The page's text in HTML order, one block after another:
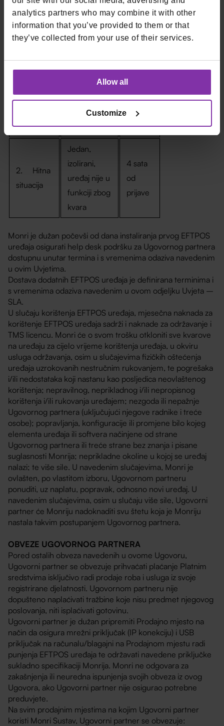
analytics partners who may combine it with other
information that you’ve provided to them or that
they’ve collected from your use of their services.
Allow all
Customize
Sustava
radi zbog
poteškoća s
Monri
telekom
operaterom,
ne prolaze
kartična
plaćanja
2. Hitna
situacija
Jedan,
izolirani,
uređaj nije u
funkciji zbog
kvara
4 sata
od
prijave
Monri je dužan počevši od dana instaliranja prvog EFTPOS
uređaja osigurati help desk podršku za Ugovornog partnera
dostupnu unutar termina i s vremenima odaziva navedenim
u ovim Uvjetima.
Dostava dodatnih EFTPOS uređaja je definirana terminima i
s vremenima odaziva navedenim u ovom odjeljku Uvjeta –
SLA.
U slučaju korištenja EFTPOS uređaja, mjesečna naknada za
korištenje EFTPOS uređaja sadrži i naknade za održavanje i
TMS licencu. Monri će o svom trošku otkloniti sve kvarove
na uređaju za cijelo vrijeme korištenja uređaja, u okviru
usluga održavanja, osim u slučajevima fizičkih oštećenja
uređaja uzrokovanih nestručnim rukovanjem, te pogrešaka
i/ili nedostataka koji nastanu kao posljedica neovlaštenog
korištenja; nepravilnog, neprikladnog i/ili nepropisnog
korištenja i/ili rukovanja uređajem; nezgoda ili nepažnje
Ugovornog partnera (uključujući njegove radnike i treće
osobe); popravljanja, konfiguracije ili promjene bilo kojeg
elementa uređaja ili softvera načinjene od strane
Ugovornog partnera ili treće strane bez znanja i pisane
suglasnosti Monrija; neprikladne okoline u kojoj se uređaj
nalazi; te više sile. U navedenim slučajevima, Monri je
ovlašten, po vlastitom izboru, Ugovornom partneru
ponuditi, uz naplatu, popravak, odnosno novi uređaj. U
navedenim slučajevima, osim u slučaju više sile, Ugovorni
partner će Monriju nadoknaditi svu štetu koja je Monriju
nastala takvim postupanjem Ugovornog partnera.
OBVEZE UGOVORNOG PARTNERA
Pored ostalih obveza navedenih u ovome Ugovoru,
Ugovorni partner se obvezuje prihvaćati plaćanje Platnim
sredstvima isključivo radi prodaje roba i usluga iz svoje
registrirane djelatnosti. Ugovornom partneru nije
dopušteno naplaćivati tražbine koje nisu predmet njegovog
poslovanja, niti isplaćivati gotovinu.
Ugovorni partner je dužan pripremiti Prodajno mjesto na
način da osigura mrežni priključak (IP konekciju) i USB
priključak na računalu/blagajni na Prodajnom mjestu radi
punjenja EFTPOS uređaja te održavati navedene priključke
sukladno specifikaciji Monrija. Monri ne odgovara za
zakašnjenja ili neuredna ispunjenja svojih obveza iz ovog
Ugovora, ako Ugovorni partner nije osigurao potrebne
preduvjete.
Na svim prodajnim mjestima na kojim Ugovorni partner
koristi Monri Sustav, Ugovorni partner se obvezuje: